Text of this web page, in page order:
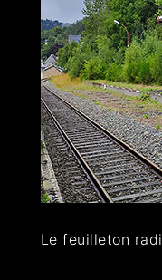
Le feuilleton